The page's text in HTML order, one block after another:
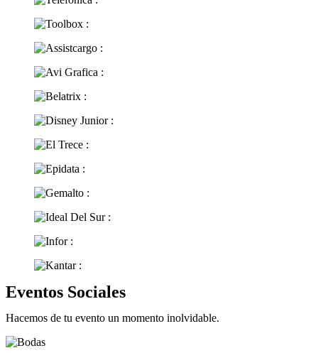
Eventos Sociales
Hacemos de tu evento un momento inolvidable.